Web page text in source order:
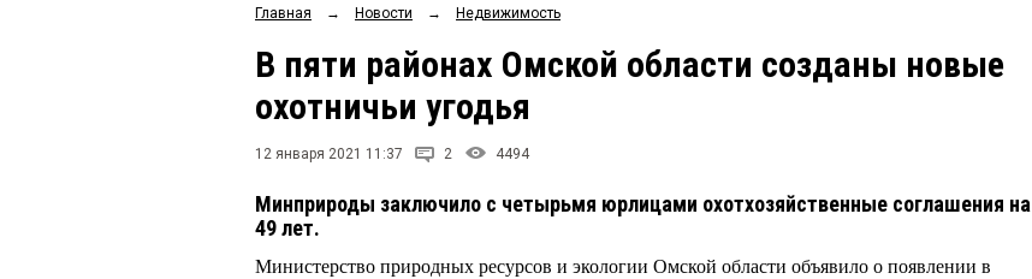
Главная → Новости → Недвижимость
В пяти районах Омской области созданы новые
охотничьи угодья
12 января 2021 11:37 2 4494
Минприроды заключило с четырьмя юрлицами охотхозяйственные соглашения на
49 лет.
Министерство природных ресурсов и экологии Омской области объявило о появлении в